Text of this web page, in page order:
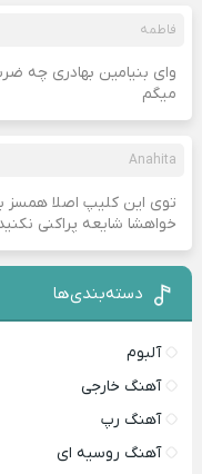
فاطمه
وای بنیامین بهادری چه
میگم
Anahita
توی این کلیپ اصلا همسز
خواهشا شایعه پراکنی
دسته‌بندی‌ها
آلبوم
آهنگ خارجی
آهنگ رپ
آهنگ روسیه ای